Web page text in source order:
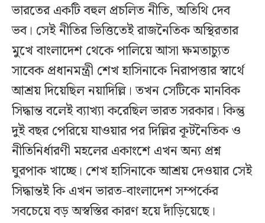
ভারতের একটি বহুল প্রচলিত নীতি, অতিথি দেব
ভব। সেই নীতির ভিত্তিতেই রাজনৈতিক অস্থিরতার
মুখে বাংলাদেশ থেকে পালিয়ে আসা ক্ষমতাচ্যুত
সাবেক প্রধানমন্ত্রী শেখ হাসিনাকে নিরাপত্তার স্বার্থে
আশ্রয় দিয়েছিল নয়াদিল্লি। তখন সেটিকে মানবিক
সিদ্ধান্ত বলেই ব্যাখ্যা করেছিল ভারত সরকার। কিন্তু
দুই বছর পেরিয়ে যাওয়ার পর দিল্লির কূটনৈতিক ও
নীতিনির্ধারণী মহলের একাংশে এখন অন্য প্রশ্ন
ঘুরপাক খাচ্ছে। শেখ হাসিনাকে আশ্রয় দেওয়ার সেই
সিদ্ধান্তই কি এখন ভারত-বাংলাদেশ সম্পর্কের
সবচেয়ে বড় অস্বস্তির কারণ হয়ে দাঁড়িয়েছে।